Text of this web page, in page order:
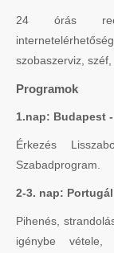
24 órás
szobaszerviz, széf,
Programok
1.nap: Budapest
Érkezés
Szabadprogram.
2-3. nap:
Pihenés,
igénybe vétele,